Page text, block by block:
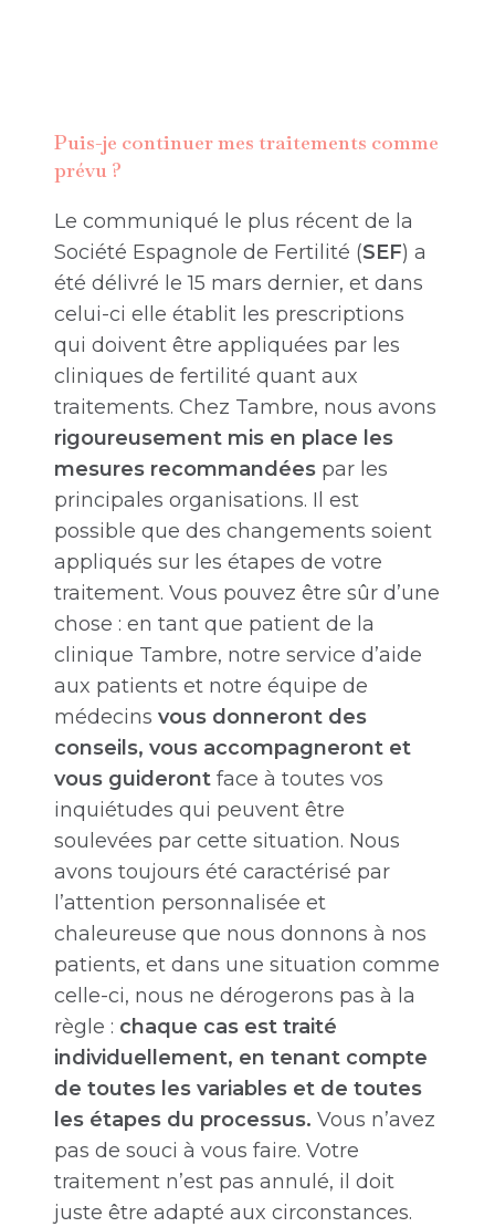
Puis-je continuer mes traitements comme
prévu ?
Le communiqué le plus récent de la
Société Espagnole de Fertilité (SEF) a
été délivré le 15 mars dernier, et dans
celui-ci elle établit les prescriptions
qui doivent être appliquées par les
cliniques de fertilité quant aux
traitements. Chez Tambre, nous avons
rigoureusement mis en place les
mesures recommandées par les
principales organisations. Il est
possible que des changements soient
appliqués sur les étapes de votre
traitement. Vous pouvez être sûr d’une
chose : en tant que patient de la
clinique Tambre, notre service d’aide
aux patients et notre équipe de
médecins vous donneront des
conseils, vous accompagneront et
vous guideront face à toutes vos
inquiétudes qui peuvent être
soulevées par cette situation. Nous
avons toujours été caractérisé par
l’attention personnalisée et
chaleureuse que nous donnons à nos
patients, et dans une situation comme
celle-ci, nous ne dérogerons pas à la
règle : chaque cas est traité
individuellement, en tenant compte
de toutes les variables et de toutes
les étapes du processus. Vous n’avez
pas de souci à vous faire. Votre
traitement n’est pas annulé, il doit
juste être adapté aux circonstances.